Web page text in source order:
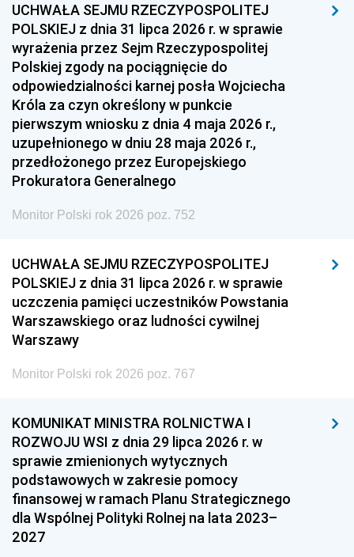
UCHWAŁA SEJMU RZECZYPOSPOLITEJ
POLSKIEJ z dnia 31 lipca 2026 r. w sprawie
wyrażenia przez Sejm Rzeczypospolitej
Polskiej zgody na pociągnięcie do
odpowiedzialności karnej posła Wojciecha
Króla za czyn określony w punkcie
pierwszym wniosku z dnia 4 maja 2026 r.,
uzupełnionego w dniu 28 maja 2026 r.,
przedłożonego przez Europejskiego
Prokuratora Generalnego
Monitor Polski rok 2026 poz. 752
UCHWAŁA SEJMU RZECZYPOSPOLITEJ
POLSKIEJ z dnia 31 lipca 2026 r. w sprawie
uczczenia pamięci uczestników Powstania
Warszawskiego oraz ludności cywilnej
Warszawy
Monitor Polski rok 2026 poz. 767
KOMUNIKAT MINISTRA ROLNICTWA I
ROZWOJU WSI z dnia 29 lipca 2026 r. w
sprawie zmienionych wytycznych
podstawowych w zakresie pomocy
finansowej w ramach Planu Strategicznego
dla Wspólnej Polityki Rolnej na lata 2023–
2027